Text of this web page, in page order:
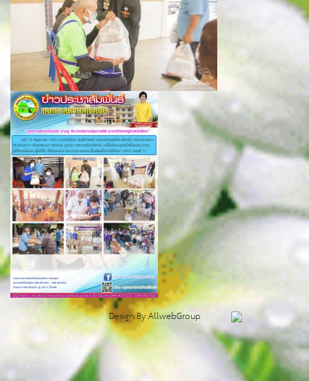
Design ByAllwebGroup